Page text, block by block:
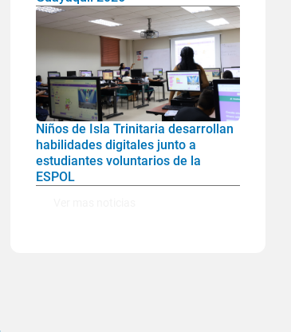
Niños de Isla Trinitaria desarrollan
habilidades digitales junto a
estudiantes voluntarios de la
ESPOL